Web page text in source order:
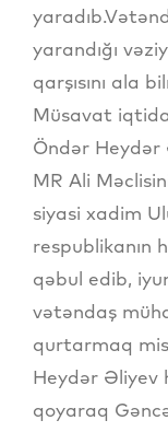
yarandığı
qarşısını ala
Müsavat
Öndər Heydər
MR Ali
siyasi xadim
respublikanın
qəbul edib,
vətəndaş
qurtarmaq
Heydər Əliyev
qoyaraq